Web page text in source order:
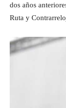
dos años
Ruta y